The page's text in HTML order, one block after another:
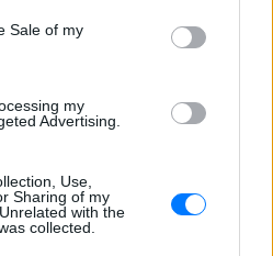
Sale of my
my
Advertising.
Use,
Sharing of my
with the
collected.
επιστράτευση ‑ Τι είναι το
που φέρεται να δείχνει βίαιη
άνδρα για στρατιωτική
στην Ουκρανία
4χρονος έχασε τη ζωή
σε πισίνα beach bar –